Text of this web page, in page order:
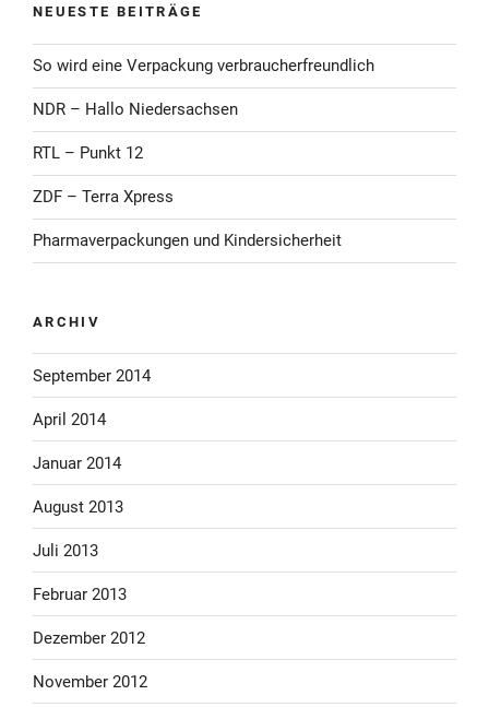
NEUESTE BEITRÄGE
So wird eine Verpackung verbraucherfreundlich
NDR – Hallo Niedersachsen
RTL – Punkt 12
ZDF – Terra Xpress
Pharmaverpackungen und Kindersicherheit
ARCHIV
September 2014
April 2014
Januar 2014
August 2013
Juli 2013
Februar 2013
Dezember 2012
November 2012